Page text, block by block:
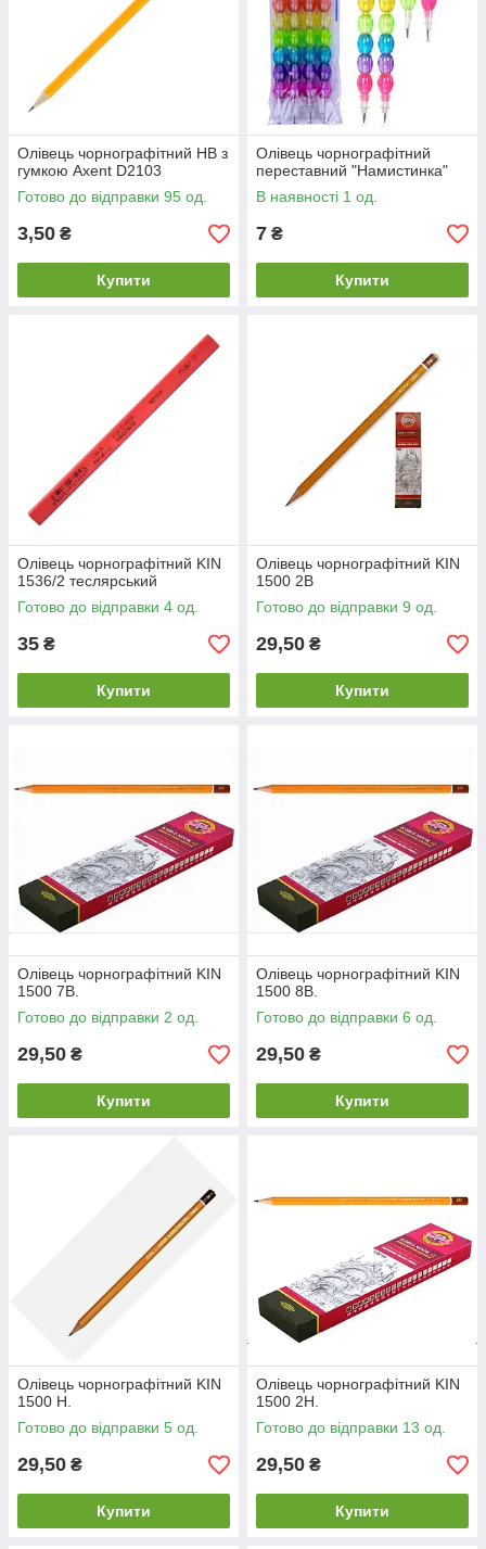
Олівець чорнографітний HB з
гумкою Axent D2103
Готово до відправки 95 од.
3,50 ₴
Купити
Олівець чорнографітний
переставний "Намистинка"
В наявності 1 од.
7 ₴
Купити
Олівець чорнографітний KIN
1536/2 теслярський
Готово до відправки 4 од.
35 ₴
Купити
Олівець чорнографітний KIN
1500 2В
Готово до відправки 9 од.
29,50 ₴
Купити
Олівець чорнографітний KIN
1500 7В.
Готово до відправки 2 од.
29,50 ₴
Купити
Олівець чорнографітний KIN
1500 8В.
Готово до відправки 6 од.
29,50 ₴
Купити
Олівець чорнографітний KIN
1500 Н.
Готово до відправки 5 од.
29,50 ₴
Купити
Олівець чорнографітний KIN
1500 2Н.
Готово до відправки 13 од.
29,50 ₴
Купити